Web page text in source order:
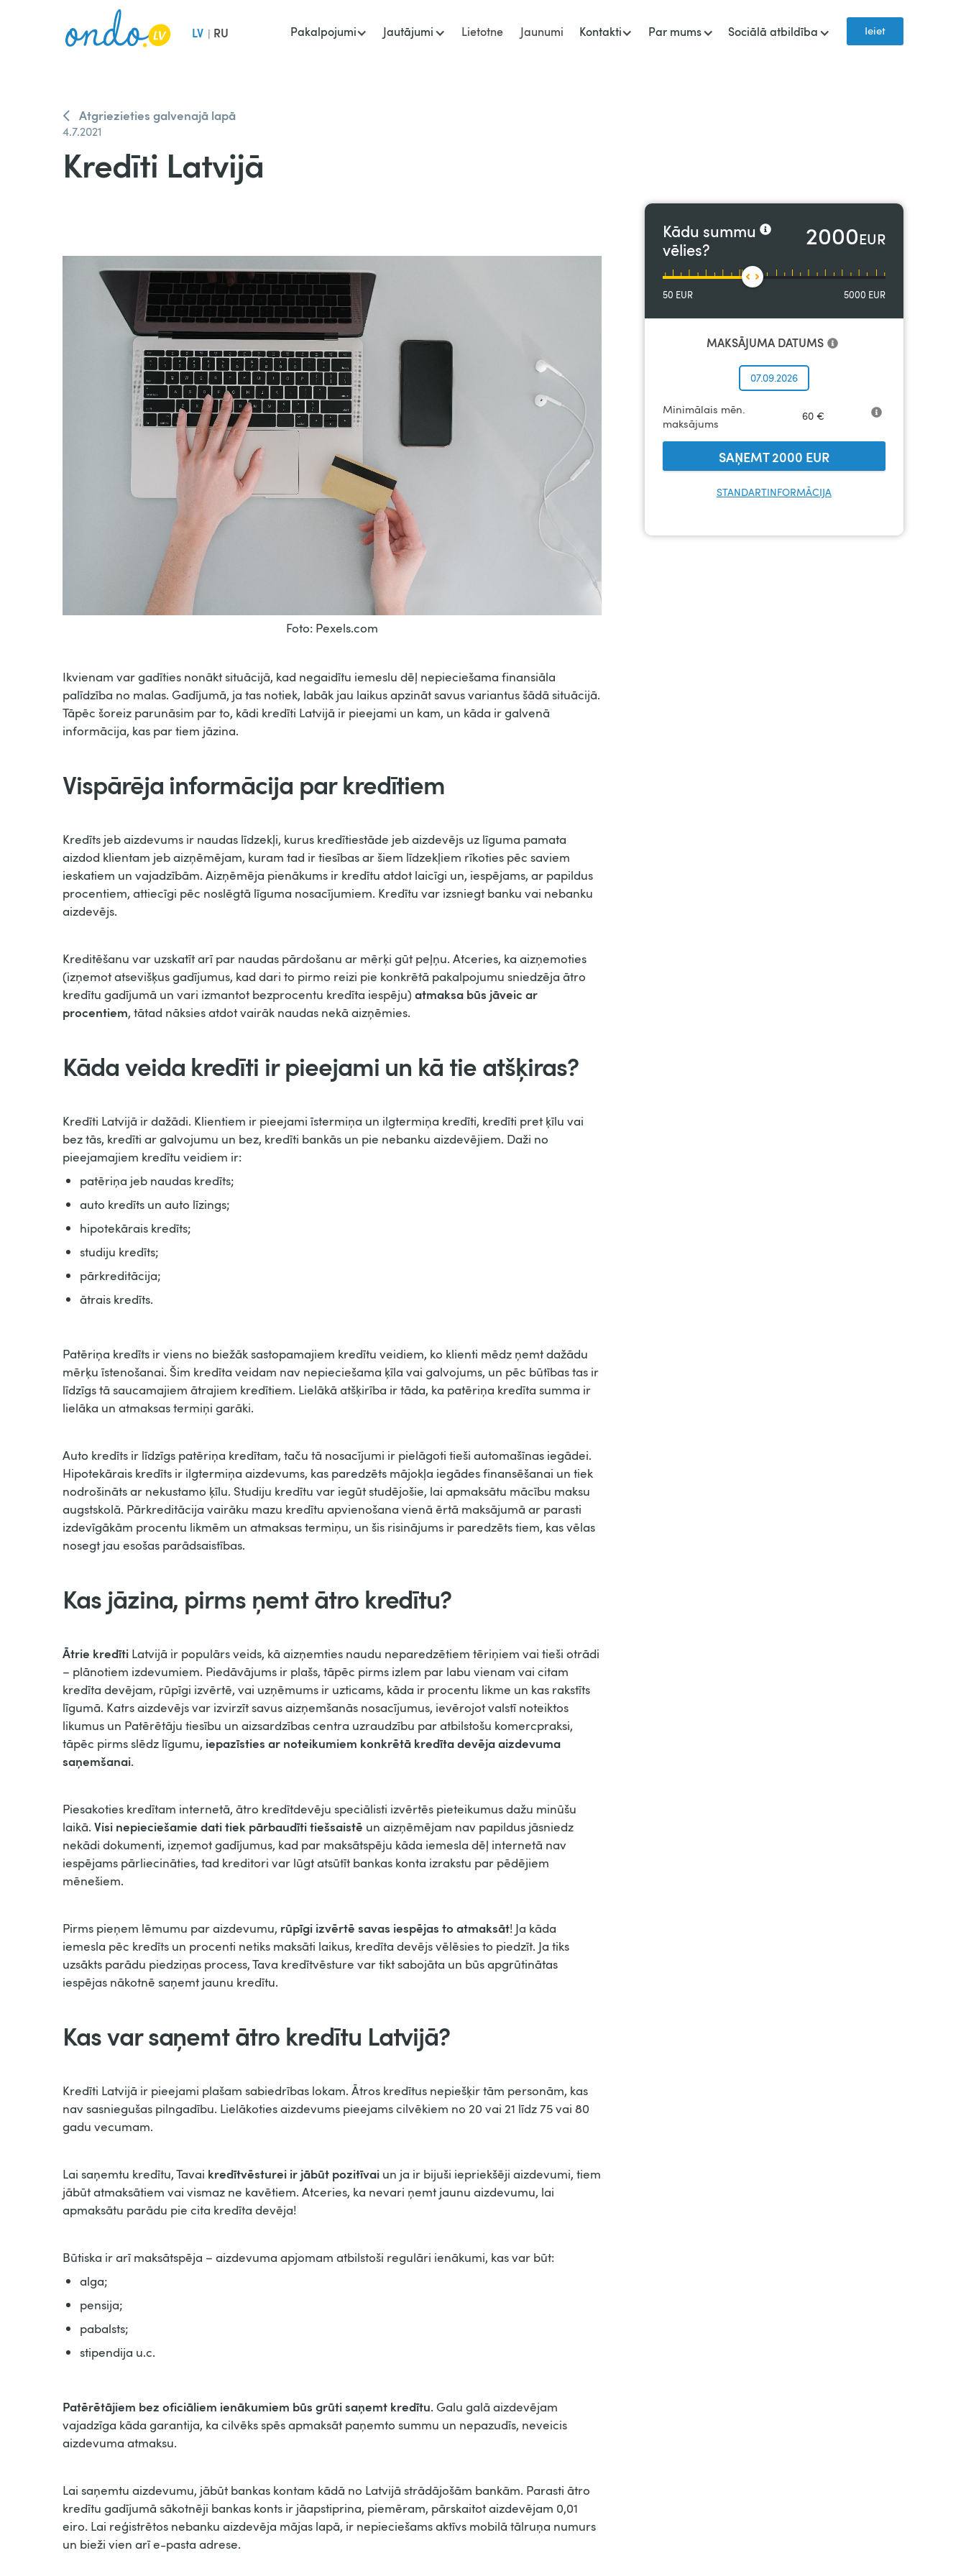
LV | RU Pakalpojumi Jautājumi Lietotne Jaunumi Kontakti Par mums Sociālā atbildība Ieiet
Atgriezieties galvenajā lapā
4.7.2021
Kredīti Latvijā
Foto: Pexels.com
Ikvienam var gadīties nonākt situācijā, kad negaidītu iemeslu dēļ nepieciešama finansiāla
palīdzība no malas. Gadījumā, ja tas notiek, labāk jau laikus apzināt savus variantus šādā situācijā.
Tāpēc šoreiz parunāsim par to, kādi kredīti Latvijā ir pieejami un kam, un kāda ir galvenā
informācija, kas par tiem jāzina.
Vispārēja informācija par kredītiem
Kredīts jeb aizdevums ir naudas līdzekļi, kurus kredītiestāde jeb aizdevējs uz līguma pamata
aizdod klientam jeb aizņēmējam, kuram tad ir tiesības ar šiem līdzekļiem rīkoties pēc saviem
ieskatiem un vajadzībām. Aizņēmēja pienākums ir kredītu atdot laicīgi un, iespējams, ar papildus
procentiem, attiecīgi pēc noslēgtā līguma nosacījumiem. Kredītu var izsniegt banku vai nebanku
aizdevējs.
Kreditēšanu var uzskatīt arī par naudas pārdošanu ar mērķi gūt peļņu. Atceries, ka aizņemoties
(izņemot atsevišķus gadījumus, kad dari to pirmo reizi pie konkrētā pakalpojumu sniedzēja ātro
kredītu gadījumā un vari izmantot bezprocentu kredīta iespēju) atmaksa būs jāveic ar
procentiem, tātad nāksies atdot vairāk naudas nekā aizņēmies.
Kāda veida kredīti ir pieejami un kā tie atšķiras?
Kredīti Latvijā ir dažādi. Klientiem ir pieejami īstermiņa un ilgtermiņa kredīti, kredīti pret ķīlu vai
bez tās, kredīti ar galvojumu un bez, kredīti bankās un pie nebanku aizdevējiem. Daži no
pieejamajiem kredītu veidiem ir:
patēriņa jeb naudas kredīts;
auto kredīts un auto līzings;
hipotekārais kredīts;
studiju kredīts;
pārkreditācija;
ātrais kredīts.
Patēriņa kredīts ir viens no biežāk sastopamajiem kredītu veidiem, ko klienti mēdz ņemt dažādu
mērķu īstenošanai. Šim kredīta veidam nav nepieciešama ķīla vai galvojums, un pēc būtības tas ir
līdzīgs tā saucamajiem ātrajiem kredītiem. Lielākā atšķirība ir tāda, ka patēriņa kredīta summa ir
lielāka un atmaksas termiņi garāki.
Auto kredīts ir līdzīgs patēriņa kredītam, taču tā nosacījumi ir pielāgoti tieši automašīnas iegādei.
Hipotekārais kredīts ir ilgtermiņa aizdevums, kas paredzēts mājokļa iegādes finansēšanai un tiek
nodrošināts ar nekustamo ķīlu. Studiju kredītu var iegūt studējošie, lai apmaksātu mācību maksu
augstskolā. Pārkreditācija vairāku mazu kredītu apvienošana vienā ērtā maksājumā ar parasti
izdevīgākām procentu likmēm un atmaksas termiņu, un šis risinājums ir paredzēts tiem, kas vēlas
nosegt jau esošas parādsaistības.
Kas jāzina, pirms ņemt ātro kredītu?
Ātrie kredīti Latvijā ir populārs veids, kā aizņemties naudu neparedzētiem tēriņiem vai tieši otrādi
– plānotiem izdevumiem. Piedāvājums ir plašs, tāpēc pirms izlem par labu vienam vai citam
kredīta devējam, rūpīgi izvērtē, vai uzņēmums ir uzticams, kāda ir procentu likme un kas rakstīts
līgumā. Katrs aizdevējs var izvirzīt savus aizņemšanās nosacījumus, ievērojot valstī noteiktos
likumus un Patērētāju tiesību un aizsardzības centra uzraudzību par atbilstošu komercpraksi,
tāpēc pirms slēdz līgumu, iepazīsties ar noteikumiem konkrētā kredīta devēja aizdevuma
saņemšanai.
Piesakoties kredītam internetā, ātro kredītdevēju speciālisti izvērtēs pieteikumus dažu minūšu
laikā. Visi nepieciešamie dati tiek pārbaudīti tiešsaistē un aizņēmējam nav papildus jāsniedz
nekādi dokumenti, izņemot gadījumus, kad par maksātspēju kāda iemesla dēļ internetā nav
iespējams pārliecināties, tad kreditori var lūgt atsūtīt bankas konta izrakstu par pēdējiem
mēnešiem.
Pirms pieņem lēmumu par aizdevumu, rūpīgi izvērtē savas iespējas to atmaksāt! Ja kāda
iemesla pēc kredīts un procenti netiks maksāti laikus, kredīta devējs vēlēsies to piedzīt. Ja tiks
uzsākts parādu piedziņas process, Tava kredītvēsture var tikt sabojāta un būs apgrūtinātas
iespējas nākotnē saņemt jaunu kredītu.
Kas var saņemt ātro kredītu Latvijā?
Kredīti Latvijā ir pieejami plašam sabiedrības lokam. Ātros kredītus nepiešķir tām personām, kas
nav sasniegušas pilngadību. Lielākoties aizdevums pieejams cilvēkiem no 20 vai 21 līdz 75 vai 80
gadu vecumam.
Lai saņemtu kredītu, Tavai kredītvēsturei ir jābūt pozitīvai un ja ir bijuši iepriekšēji aizdevumi, tiem
jābūt atmaksātiem vai vismaz ne kavētiem. Atceries, ka nevari ņemt jaunu aizdevumu, lai
apmaksātu parādu pie cita kredīta devēja!
Būtiska ir arī maksātspēja – aizdevuma apjomam atbilstoši regulāri ienākumi, kas var būt:
alga;
pensija;
pabalsts;
stipendija u.c.
Patērētājiem bez oficiāliem ienākumiem būs grūti saņemt kredītu. Galu galā aizdevējam
vajadzīga kāda garantija, ka cilvēks spēs apmaksāt paņemto summu un nepazudīs, neveicis
aizdevuma atmaksu.
Lai saņemtu aizdevumu, jābūt bankas kontam kādā no Latvijā strādājošām bankām. Parasti ātro
kredītu gadījumā sākotnēji bankas konts ir jāapstiprina, piemēram, pārskaitot aizdevējam 0,01
eiro. Lai reģistrētos nebanku aizdevēja mājas lapā, ir nepieciešams aktīvs mobilā tālruņa numurs
un bieži vien arī e-pasta adrese.
Kādu summu
vēlies?
2000EUR
50 EUR 5000 EUR
MAKSĀJUMA DATUMS
07.09.2026
Minimālais mēn.
maksājums
60 €
SAŅEMT2000 EUR
STANDARTINFORMĀCIJA